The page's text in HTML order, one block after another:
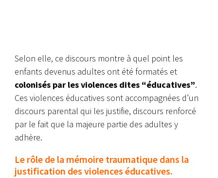
Selon elle, ce discours montre à quel point les
enfants devenus adultes ont été formatés et
colonisés par les violences dites “éducatives”.
Ces violences éducatives sont accompagnées d’un
discours parental qui les justifie, discours renforcé
par le fait que la majeure partie des adultes y
adhère.
Le rôle de la mémoire traumatique dans la
justification des violences éducatives.